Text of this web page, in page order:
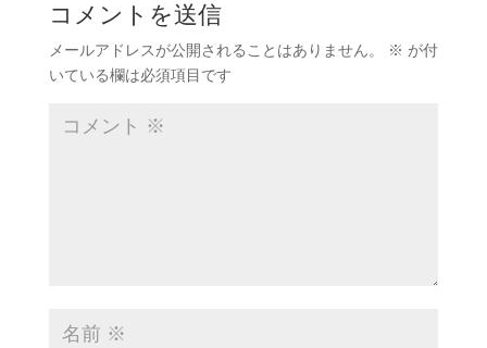
コメントを送信
メールアドレスが公開されることはありません。 ※ が付
いている欄は必須項目です